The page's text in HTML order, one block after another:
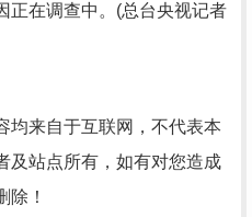
正在调查中。(总台央视记者
均来自于互联网，不代表本
及站点所有，如有对您造成
除！